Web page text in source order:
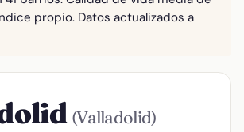
propio. Datos actualizados a
(Valladolid)